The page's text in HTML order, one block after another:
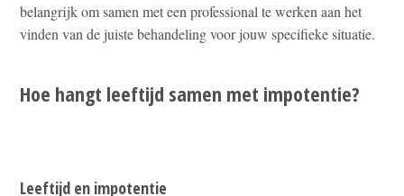
belangrijk om samen met een professional te werken aan het
vinden van de juiste behandeling voor jouw specifieke situatie.
Hoe hangt leeftijd samen met impotentie?
Leeftijd en impotentie